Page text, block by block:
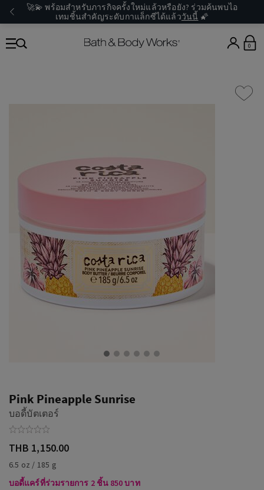
🚀💫 พร้อมสำหรับภารกิจครั้งใหม่แล้วหรือยัง? ร่วมค้นพบไอ
เทมชิ้นสำคัญระดับกาแล็กซีได้แล้ววันนี้ 🌠
0
Pink Pineapple Sunrise
บอดี้บัตเตอร์
THB 1,150.00
6.5 oz / 185 g
บอดี้แคร์ที่ร่วมรายการ 2 ชิ้น 850 บาท